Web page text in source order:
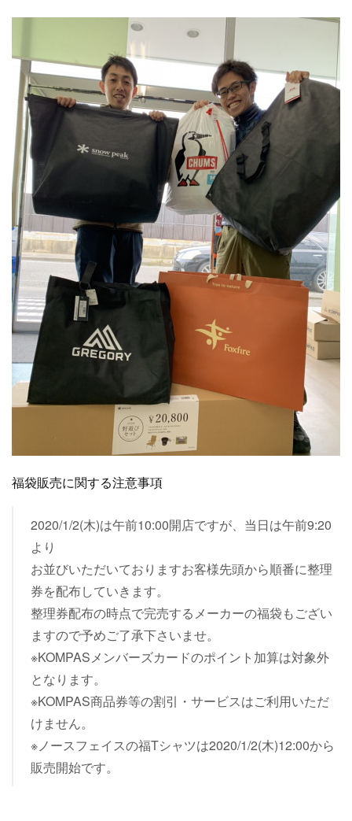
福袋販売に関する注意事項
2020/1/2(木)は午前10:00開店ですが、当日は午前9:20
より
お並びいただいておりますお客様先頭から順番に整理
券を配布していきます。
整理券配布の時点で完売するメーカーの福袋もござい
ますので予めご了承下さいませ。
※KOMPASメンバーズカードのポイント加算は対象外
となります。
※KOMPAS商品券等の割引・サービスはご利用いただ
けません。
※ノースフェイスの福Tシャツは2020/1/2(木)12:00から
販売開始です。